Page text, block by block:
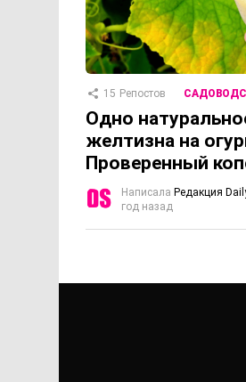
15 Репостов
Одно
желтизна на
Проверенный
Написала Редакция
год назад